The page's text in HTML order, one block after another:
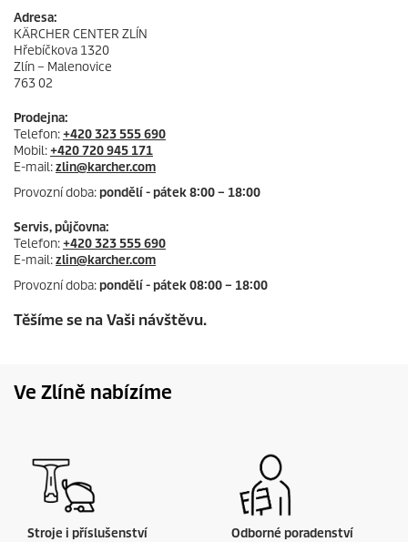
Adresa:
KÄRCHER CENTER ZLÍN
Hřebíčkova 1320
Zlín – Malenovice
763 02
Prodejna:
Telefon:+420 323 555 690
Mobil:+420 720 945 171
E-mail:zlin@karcher.com
Provozní doba:pondělí - pátek 8:00 – 18:00
Servis, půjčovna:
Telefon:+420 323 555 690
E-mail:zlin@karcher.com
Provozní doba:pondělí - pátek 08:00 – 18:00
Těšíme se na Vaši návštěvu.
Ve Zlíně nabízíme
Stroje i příslušenství
Odborné poradenství